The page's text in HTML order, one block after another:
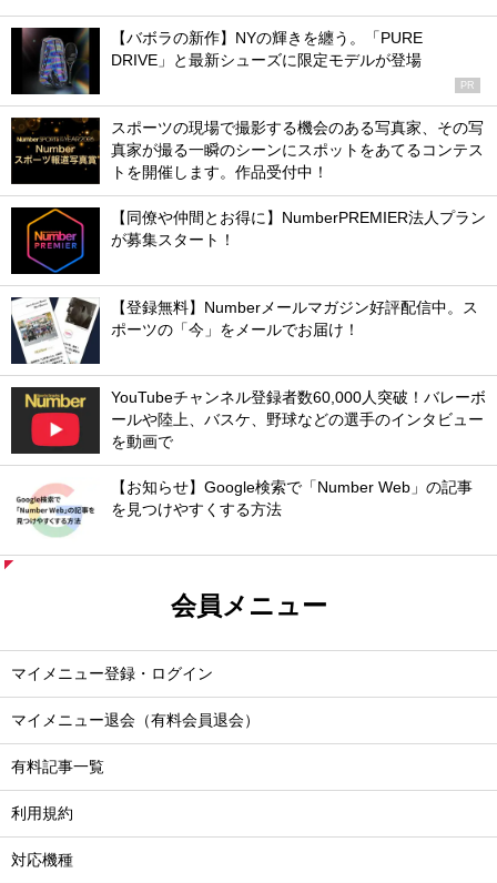
【バボラの新作】NYの輝きを纏う。「PURE
DRIVE」と最新シューズに限定モデルが登場
PR
スポーツの現場で撮影する機会のある写真家、その写
真家が撮る一瞬のシーンにスポットをあてるコンテス
トを開催します。作品受付中！
【同僚や仲間とお得に】NumberPREMIER法人プラン
が募集スタート！
【登録無料】Numberメールマガジン好評配信中。ス
ポーツの「今」をメールでお届け！
YouTubeチャンネル登録者数60,000人突破！バレーボ
ールや陸上、バスケ、野球などの選手のインタビュー
を動画で
【お知らせ】Google検索で「Number Web」の記事
を見つけやすくする方法
会員メニュー
マイメニュー登録・ログイン
マイメニュー退会（有料会員退会）
有料記事一覧
利用規約
対応機種